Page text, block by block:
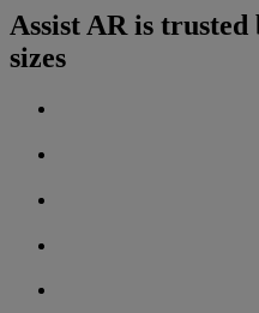
Assist AR is trusted
sizes